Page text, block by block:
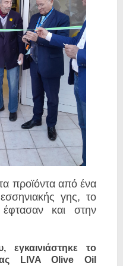
προϊόντα από ένα
γης, το
και στην
εγκαινιάστηκε το
LIVA Olive Oil